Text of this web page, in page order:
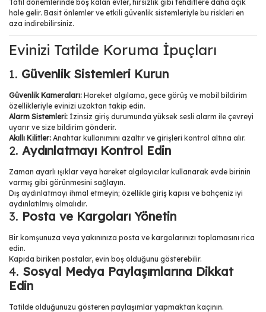
Tatil dönemlerinde boş kalan evler, hırsızlık gibi tehditlere daha açık
hale gelir. Basit önlemler ve etkili güvenlik sistemleriyle bu riskleri en
aza indirebilirsiniz.
Evinizi Tatilde Koruma İpuçları
1. Güvenlik Sistemleri Kurun
Güvenlik Kameraları: Hareket algılama, gece görüş ve mobil bildirim
özellikleriyle evinizi uzaktan takip edin.
Alarm Sistemleri: İzinsiz giriş durumunda yüksek sesli alarm ile çevreyi
uyarır ve size bildirim gönderir.
Akıllı Kilitler: Anahtar kullanımını azaltır ve girişleri kontrol altına alır.
2. Aydınlatmayı Kontrol Edin
Zaman ayarlı ışıklar veya hareket algılayıcılar kullanarak evde birinin
varmış gibi görünmesini sağlayın.
Dış aydınlatmayı ihmal etmeyin; özellikle giriş kapısı ve bahçeniz iyi
aydınlatılmış olmalıdır.
3. Posta ve Kargoları Yönetin
Bir komşunuza veya yakınınıza posta ve kargolarınızı toplamasını rica
edin.
Kapıda biriken postalar, evin boş olduğunu gösterebilir.
4. Sosyal Medya Paylaşımlarına Dikkat
Edin
Tatilde olduğunuzu gösteren paylaşımlar yapmaktan kaçının.